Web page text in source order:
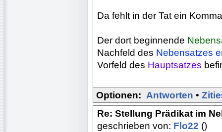
Da fehlt in der Tat ein
Der dort beginnende
Nachfeld des Nebensatzes
Vorfeld des Hauptsatzes
Optionen: Antworten •
Re: Stellung Prädikat im
geschrieben von: Flo22 ()